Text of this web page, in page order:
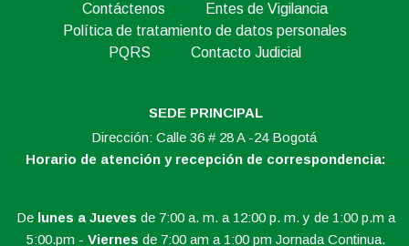
Contáctenos
Entes de Vigilancia
Política de tratamiento de datos personales
PQRS
Contacto Judicial
SEDE PRINCIPAL
Dirección: Calle 36 # 28 A -24 Bogotá
Horario de atención y recepción de correspondencia:
De lunes a Jueves de 7:00 a. m. a 12:00 p. m. y de 1:00 p.m a
5:00.pm - Viernes de 7:00 am a 1:00 pm Jornada Continua.